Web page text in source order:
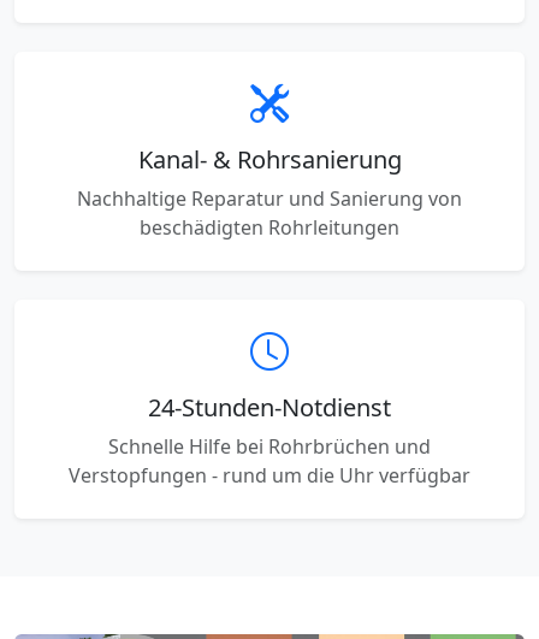
Kanal- & Rohrsanierung
Nachhaltige Reparatur und Sanierung von
beschädigten Rohrleitungen
24-Stunden-Notdienst
Schnelle Hilfe bei Rohrbrüchen und
Verstopfungen - rund um die Uhr verfügbar